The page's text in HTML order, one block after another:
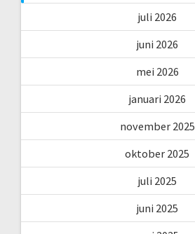
juli 2026
juni 2026
mei 2026
januari 2026
november 2025
oktober 2025
juli 2025
juni 2025